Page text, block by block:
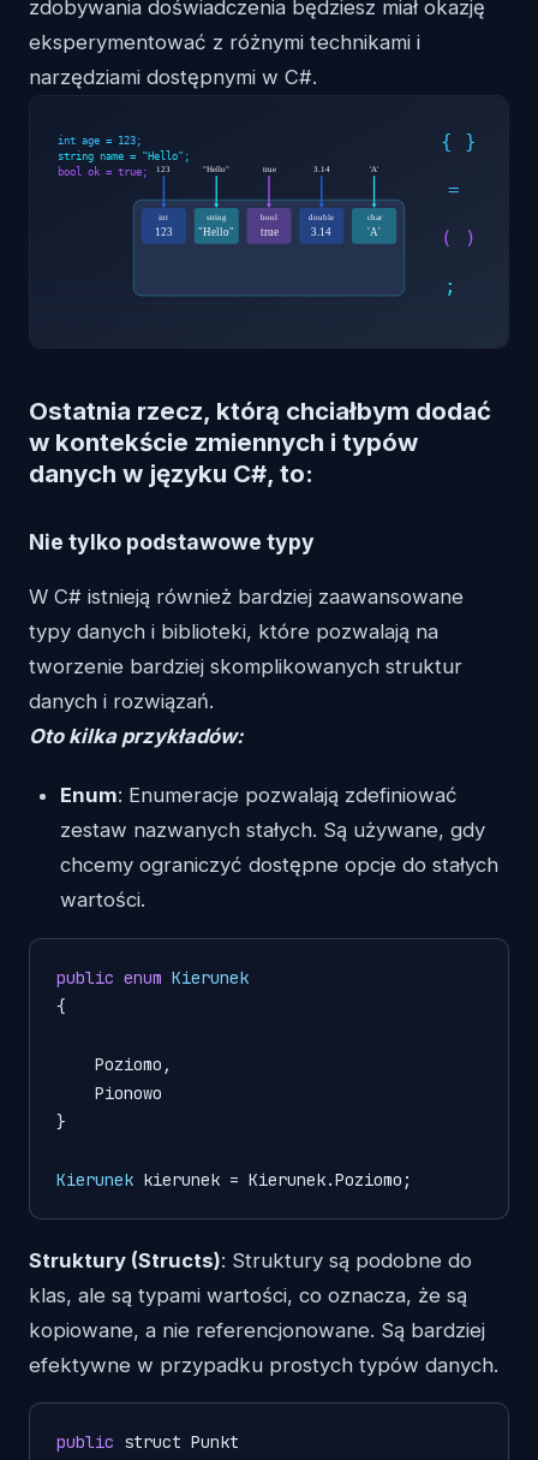
zdobywania doświadczenia będziesz miał okazję
eksperymentować z różnymi technikami i
narzędziami dostępnymi w C#.
Ostatnia rzecz, którą chciałbym dodać
w kontekście zmiennych i typów
danych w języku C#, to:
Nie tylko podstawowe typy
W C# istnieją również bardziej zaawansowane
typy danych i biblioteki, które pozwalają na
tworzenie bardziej skomplikowanych struktur
danych i rozwiązań.
Oto kilka przykładów:
Enum: Enumeracje pozwalają zdefiniować
zestaw nazwanych stałych. Są używane, gdy
chcemy ograniczyć dostępne opcje do stałych
wartości.
public enum Kierunek
{
}
Kierunek kierunek =
Struktury (Structs): Struktury są podobne do
klas, ale są typami wartości, co oznacza, że ​​są
kopiowane, a nie referencjonowane. Są bardziej
efektywne w przypadku prostych typów danych.
public struct Punkt